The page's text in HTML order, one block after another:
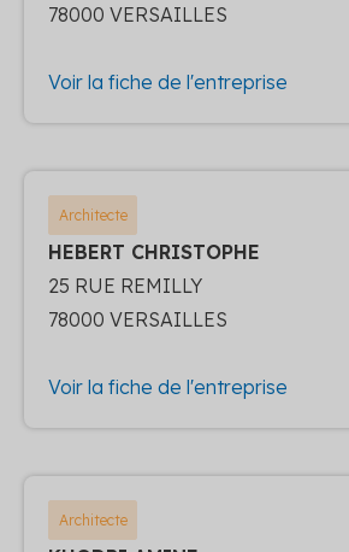
78000 VERSAILLES
Voir la fiche de l'entreprise
Architecte
HEBERT CHRISTOPHE
25 RUE REMILLY
78000 VERSAILLES
Voir la fiche de l'entreprise
Architecte